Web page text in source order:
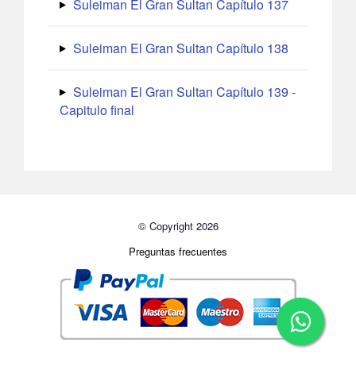
Suleiman El Gran Sultan Capítulo 137
Suleiman El Gran Sultan Capítulo 138
Suleiman El Gran Sultan Capítulo 139 -
Capitulo final
© Copyright 2026
Preguntas frecuentes